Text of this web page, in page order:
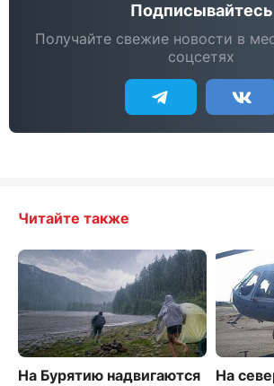
Подписывайтесь
Получайте свежие новости в
соцсетях
Читайте также
На Бурятию надвигаются
На